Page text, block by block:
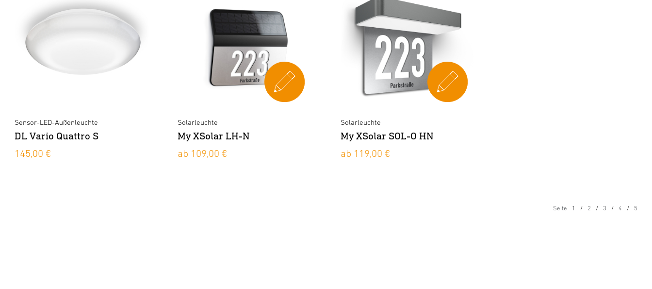
Sensor-LED-Außenleuchte
DL Vario Quattro S
145,00 €
Solarleuchte
My XSolar LH-N
ab 109,00 €
Solarleuchte
My XSolar SOL-O HN
ab 119,00 €
Seite 1 2 3 4 5